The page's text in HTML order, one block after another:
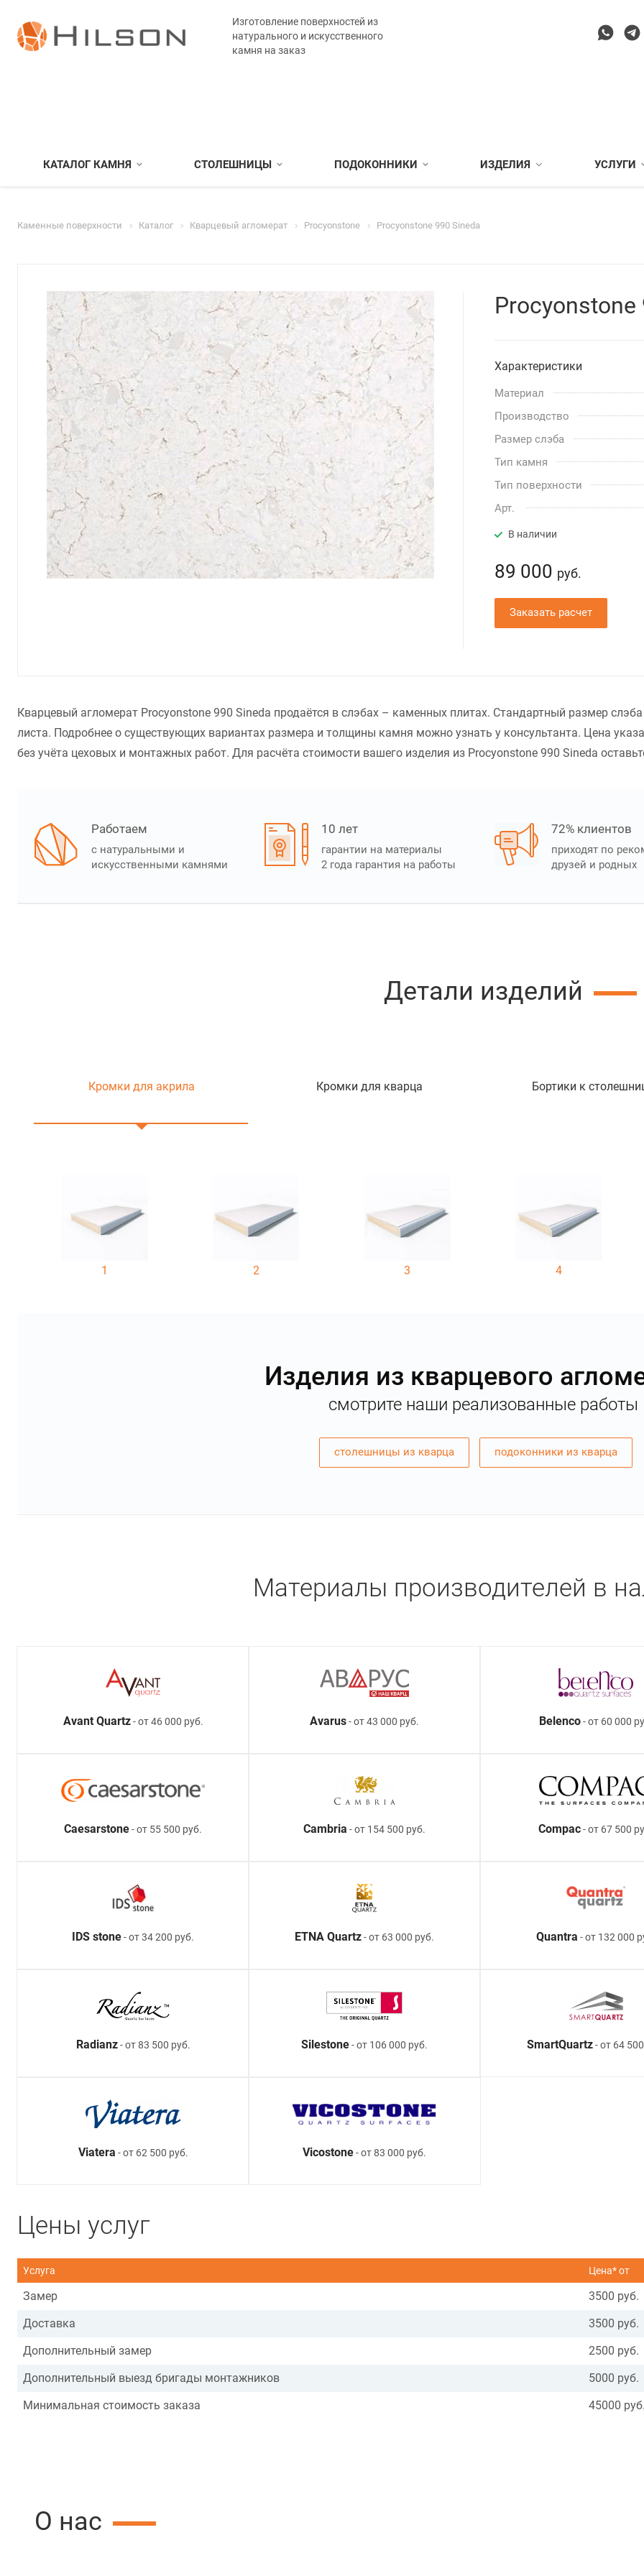
Изготовление поверхностей из
натурального и искусственного
камня на заказ
КАТАЛОГ КАМНЯ СТОЛЕШНИЦЫ ПОДОКОННИКИ ИЗДЕЛИЯ УСЛУГИ
Каменные поверхности Каталог Кварцевый агломерат Procyonstone Procyonstone 990 Sineda
Procyonstone
Характеристики
Материал
Производство
Размер слэба
Тип камня
Тип поверхности
Арт.
В наличии
89 000 руб.
Заказать расчет
Кварцевый агломерат Procyonstone 990 Sineda продаётся в слэбах – каменных плитах. Стандартный размер
листа. Подробнее о существующих вариантах размера и толщины камня можно узнать у консультанта. Цена
без учёта цеховых и монтажных работ. Для расчёта стоимости вашего изделия из Procyonstone 990 Sineda
Работаем
с натуральными и
искусственными камнями
10 лет
гарантии на материалы
2 года гарантия на работы
72% клиентов
приходят по
друзей и родных
Детали изделий
Кромки для акрила Кромки для кварца Бортики к
1 2 3 4
Изделия из кварцевого
смотрите наши реализованные работы
столешницы из кварца подоконники из кварца
Материалы производителей в
Avant Quartz- от 46 000 руб. Avarus- от 43 000 руб. Belenco- от 60 000
Caesarstone- от 55 500 руб. Cambria - от 154 500 руб. Compac- от 67 500
IDS stone- от 34 200 руб. ETNA Quartz- от 63 000 руб. Quantra - от 132 000
Radianz- от 83 500 руб. Silestone- от 106 000 руб. SmartQuartz- от 64
Viatera - от 62 500 руб. Vicostone- от 83 000 руб.
Цены услуг
Услуга Цена* от
Замер 3500 руб.
Доставка
3500 руб.
Дополнительный замер
2500 руб.
Дополнительный выезд бригады монтажников
5000 руб.
Минимальная стоимость заказа
45000 руб.
О нас